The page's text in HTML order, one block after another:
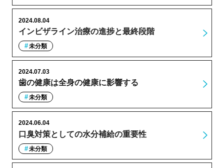
インビザライン治療の進捗と最終段階
2024.08.04
未分類
歯の健康は全身の健康に影響する
2024.07.03
未分類
口臭対策としての水分補給の重要性
2024.06.04
未分類